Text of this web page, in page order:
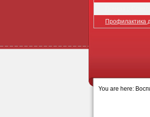
Профилактика
You are here: